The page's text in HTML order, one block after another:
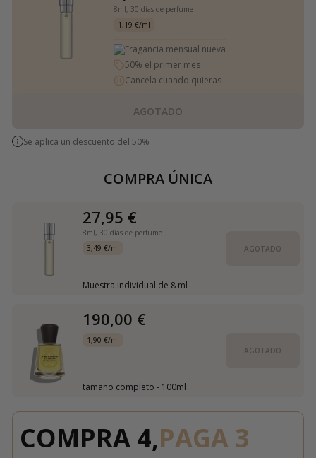
8ml, 30 días de perfume
1,19 €/ml
Fragancia mensual nueva
50% el primer mes
Cancela cuando quieras
AGOTADO
Se aplica un descuento del 50%
COMPRA ÚNICA
27,95 €
8ml, 30 días de perfume
3,49 €/ml
Muestra individual de 8 ml
AGOTADO
190,00 €
1,90 €/ml
tamaño completo - 100ml
AGOTADO
COMPRA 4,PAGA 3